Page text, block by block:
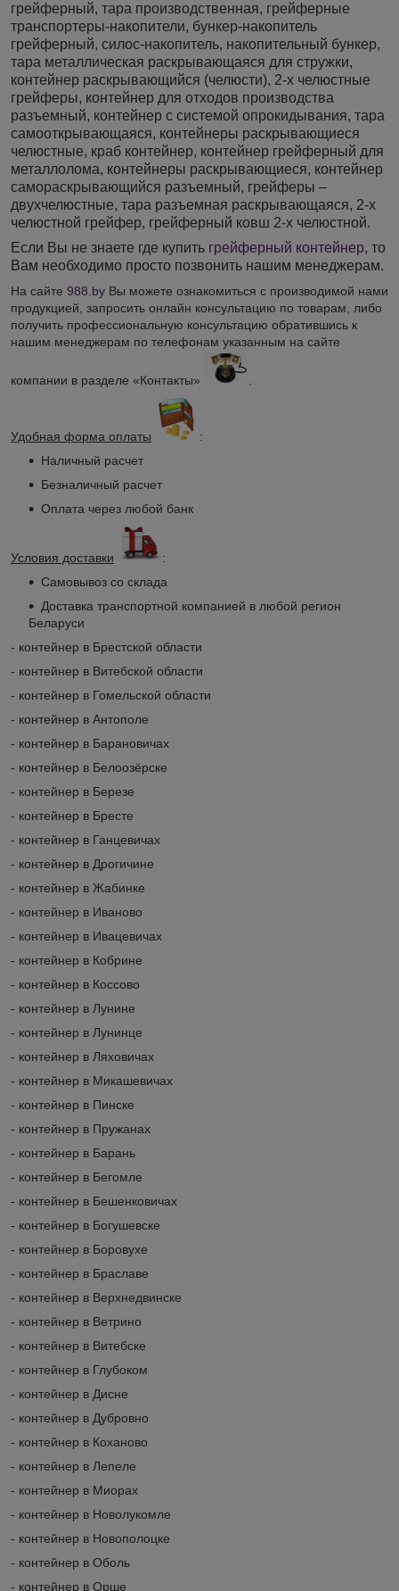
грейферный, тара производственная, грейферные
транспортеры-накопители, бункер-накопитель
грейферный, силос-накопитель, накопительный бункер,
тара металлическая раскрывающаяся для стружки,
контейнер раскрывающийся (челюсти), 2-х челюстные
грейферы, контейнер для отходов производства
разъемный, контейнер с системой опрокидывания, тара
самооткрывающаяся, контейнеры раскрывающиеся
челюстные, краб контейнер, контейнер грейферный для
металлолома, контейнеры раскрывающиеся, контейнер
самораскрывающийся разъемный, грейферы –
двухчелюстные, тара разъемная раскрывающаяся, 2-х
челюстной грейфер, грейферный ковш 2-х челюстной.
Если Вы не знаете где купить грейферный контейнер, то
Вам необходимо просто позвонить нашим менеджерам.
На сайте 988.by Вы можете ознакомиться с производимой нами
продукцией, запросить онлайн консультацию по товарам, либо
получить профессиональную консультацию обратившись к
нашим менеджерам по телефонам указанным на сайте
компании в разделе «Контакты»
Удобная форма оплаты
:
Наличный расчет
Безналичный расчет
Оплата через любой банк
Условия доставки
:
Самовывоз со склада
Доставка транспортной компанией в любой регион
Беларуси
- контейнер в Брестской области
- контейнер в Витебской области
- контейнер в Гомельской области
- контейнер в Антополе
- контейнер в Барановичах
- контейнер в Белоозёрске
- контейнер в Березе
- контейнер в Бресте
- контейнер в Ганцевичах
- контейнер в Дрогичине
- контейнер в Жабинке
- контейнер в Иваново
- контейнер в Ивацевичах
- контейнер в Кобрине
- контейнер в Коссово
- контейнер в Лунине
- контейнер в Лунинце
- контейнер в Ляховичах
- контейнер в Микашевичах
- контейнер в Пинске
- контейнер в Пружанах
- контейнер в Барань
- контейнер в Бегомле
- контейнер в Бешенковичах
- контейнер в Богушевске
- контейнер в Боровухе
- контейнер в Браславе
- контейнер в Верхнедвинске
- контейнер в Ветрино
- контейнер в Витебске
- контейнер в Глубоком
- контейнер в Дисне
- контейнер в Дубровно
- контейнер в Коханово
- контейнер в Лепеле
- контейнер в Миорах
- контейнер в Новолукомле
- контейнер в Новополоцке
- контейнер в Оболь
- контейнер в Орше